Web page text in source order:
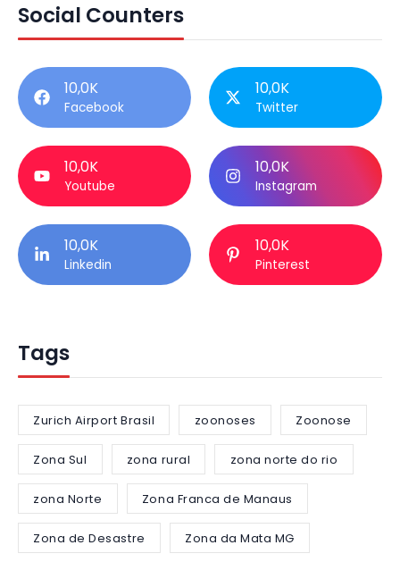
Social Counters
10,0K
Facebook
10,0K
Twitter
10,0K
Youtube
10,0K
Instagram
10,0K
Linkedin
10,0K
Pinterest
Tags
Zurich Airport Brasil zoonoses Zoonose
Zona Sul zona rural zona norte do rio
zona Norte Zona Franca de Manaus
Zona de Desastre Zona da Mata MG